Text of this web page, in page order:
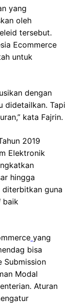
yang
oleh
tersebut.
Ecommerce
untuk
dengan
didetailkan. Tapi
kata Fajrin.
2019
Elektronik
hingga
diterbitkan guna
baik
yang
bisa
Submission
Modal
Aturan